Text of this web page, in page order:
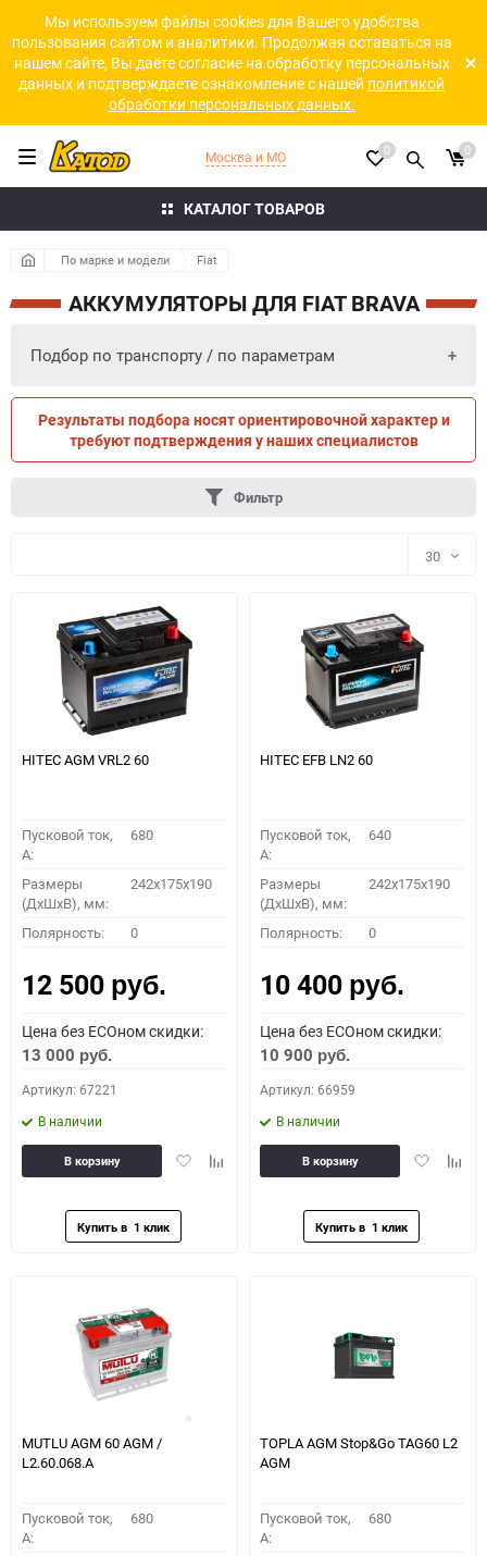
Мы используем файлы cookies для Вашего удобства
пользования сайтом и аналитики. Продолжая оставаться на
нашем сайте, Вы даёте согласие на обработку персональных
данных и подтверждаете ознакомление с нашей политикой
обработки персональных данных.
КАТАЛОГ ТОВАРОВ
Москва и МО 0 0
По марке и модели Fiat
АККУМУЛЯТОРЫ ДЛЯ FIAT BRAVA
Подбор по транспорту / по параметрам
ПО ТРАНСПОРТУ ПО ПАРАМЕТРАМ
ПОДОБРАТЬ
Как определить полярность?
0 - обратная 1 - прямая 3 - обратная 4 - прямая
Результаты подбора носят ориентировочной характер и
требуют подтверждения у наших специалистов
Фильтр
30
60
90
HITEC AGM VRL2 60
Пусковой ток,
A:
680
Размеры
(ДхШхВ), мм:
242x175x190
Полярность: 0
12 500 руб.
Цена без ECOном скидки:
13 000 руб.
Артикул: 67221
В наличии
ДобавитьДобавить
В корзину
HITEC EFB LN2 60
Пусковой ток,
A:
640
Размеры
(ДхШхВ), мм:
242x175x190
Полярность: 0
10 400 руб.
Цена без ECOном скидки:
10 900 руб.
Артикул: 66959
В наличии
Добавить
В корзину
MUTLU AGM 60 AGM /
L2.60.068.A
Пусковой ток,
A:
680
TOPLA AGM Stop&Go TAG60 L2
AGM
Пусковой ток,
A:
680